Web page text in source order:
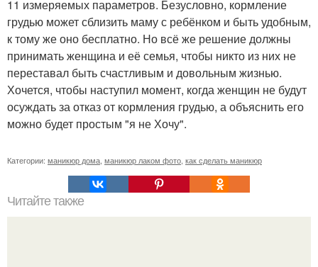
11 измеряемых параметров. Безусловно, кормление
грудью может сблизить маму с ребёнком и быть удобным,
к тому же оно бесплатно. Но всё же решение должны
принимать женщина и её семья, чтобы никто из них не
переставал быть счастливым и довольным жизнью.
Хочется, чтобы наступил момент, когда женщин не будут
осуждать за отказ от кормления грудью, а объяснить его
можно будет простым "я не Хочу".
Категории: маникюр дома маникюр лаком фото как сделать маникюр
Читайте также